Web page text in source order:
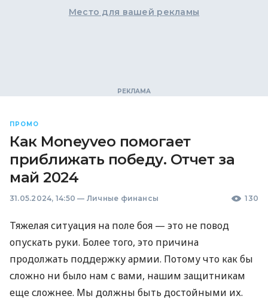
Место для вашей рекламы
ПРОМО
Как Moneyveo помогает
приближать победу. Отчет за
май 2024
31.05.2024, 14:50 — Личные финансы 130
Тяжелая ситуация на поле боя — это не повод
опускать руки. Более того, это причина
продолжать поддержку армии. Потому что как бы
сложно ни было нам с вами, нашим защитникам
еще сложнее. Мы должны быть достойными их.